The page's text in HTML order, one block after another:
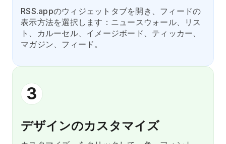
RSS.appのウィジェットタブを開き、フィードの
表示方法を選択します：ニュースウォール、リス
ト、カルーセル、イメージボード、ティッカー、
マガジン、フィード。
3
デザインのカスタマイズ